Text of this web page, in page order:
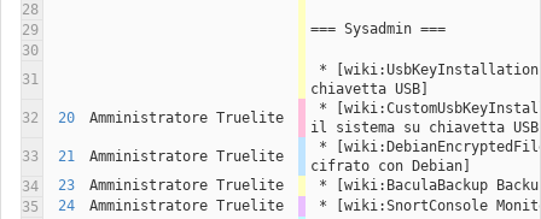
28
29
=== Sysadmin ===
30
31
chiavetta USB]
32
20 Amministratore Truelite
il sistema su chiavetta
33
21 Amministratore Truelite
cifrato con Debian]
34
23 Amministratore Truelite
* [wiki:BaculaBackup
35
24 Amministratore Truelite
* [wiki:SnortConsole